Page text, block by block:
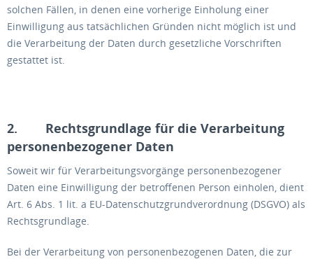
solchen Fällen, in denen eine vorherige Einholung einer
Einwilligung aus tatsächlichen Gründen nicht möglich ist und
die Verarbeitung der Daten durch gesetzliche Vorschriften
gestattet ist.
2. Rechtsgrundlage für die Verarbeitung
personenbezogener Daten
Soweit wir für Verarbeitungsvorgänge personenbezogener
Daten eine Einwilligung der betroffenen Person einholen, dient
Art. 6 Abs. 1 lit. a EU-Datenschutzgrundverordnung (DSGVO) als
Rechtsgrundlage.
Bei der Verarbeitung von personenbezogenen Daten, die zur